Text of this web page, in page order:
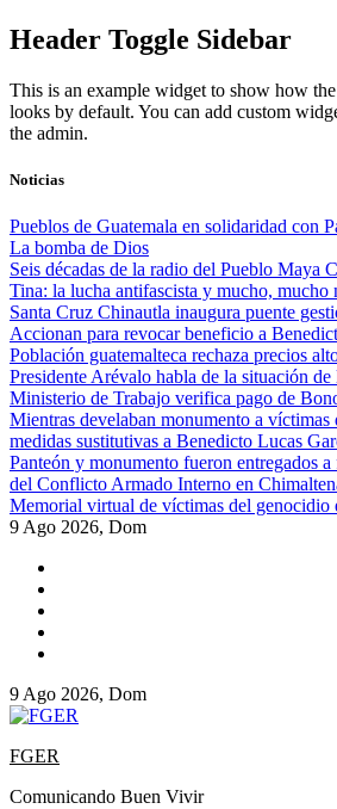
Skip
to
Header Toggle Sidebar
This is an example widget to show how
looks by default. You can add custom
the admin.
Noticias
Pueblos de Guatemala en solidaridad con
La bomba de Dios
Seis décadas de la radio del Pueblo Maya
Tina: la lucha antifascista y mucho, mucho
Santa Cruz Chinautla inaugura puente
Accionan para revocar beneficio a
Población guatemalteca rechaza precios
Presidente Arévalo habla de la situación
Ministerio de Trabajo verifica pago de
Mientras develaban monumento a
medidas sustitutivas a Benedicto Lucas
Panteón y monumento fueron entregados
del Conflicto Armado Interno en
Memorial virtual de víctimas del
9 Ago 2026, Dom
9 Ago 2026, Dom
FGER
Comunicando Buen Vivir